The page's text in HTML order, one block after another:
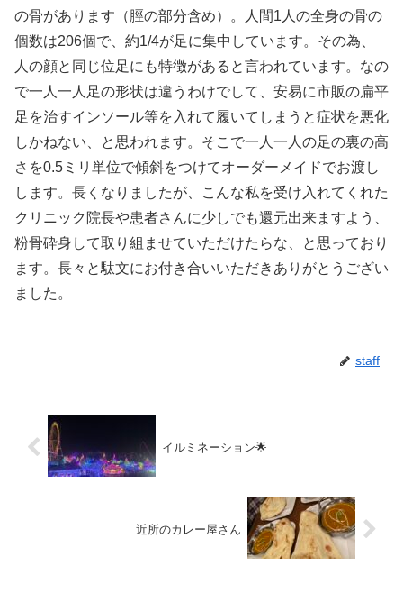
の骨があります（脛の部分含め）。人間1人の全身の骨の
個数は206個で、約1/4が足に集中しています。その為、
人の顔と同じ位足にも特徴があると言われています。なの
で一人一人足の形状は違うわけでして、安易に市販の扁平
足を治すインソール等を入れて履いてしまうと症状を悪化
しかねない、と思われます。そこで一人一人の足の裏の高
さを0.5ミリ単位で傾斜をつけてオーダーメイドでお渡し
します。長くなりましたが、こんな私を受け入れてくれた
クリニック院長や患者さんに少しでも還元出来ますよう、
粉骨砕身して取り組ませていただけたらな、と思っており
ます。長々と駄文にお付き合いいただきありがとうござい
ました。
staff
イルミネーション🌟
近所のカレー屋さん